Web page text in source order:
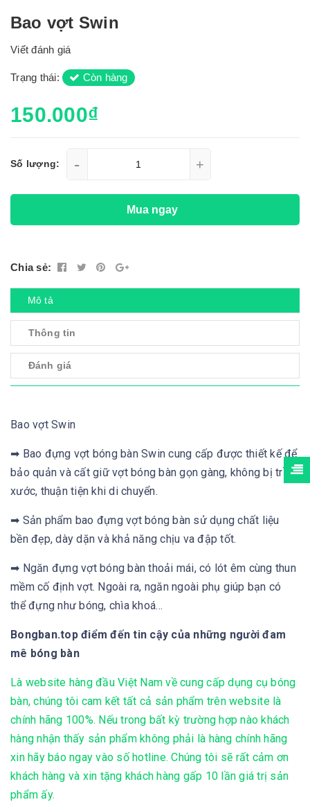
Bao vợt Swin
Viết đánh giá
Trạng thái: Còn hàng
150.000₫
Số lượng: - +
Mua ngay
Chia sẻ:
Mô tả
Thông tin
Đánh giá
Bao vợt Swin
➡ Bao đựng vợt bóng bàn Swin cung cấp được thiết kế để
bảo quản và cất giữ vợt bóng bàn gọn gàng, không bị trầy
xước, thuận tiện khi di chuyển.
➡ Sản phẩm bao đựng vợt bóng bàn sử dụng chất liệu
bền đẹp, dày dặn và khả năng chịu va đập tốt.
➡ Ngăn đựng vợt bóng bàn thoải mái, có lót êm cùng thun
mềm cố định vợt. Ngoài ra, ngăn ngoài phụ giúp bạn có
thể đựng như bóng, chìa khoá…
Bongban.top điểm đến tin cậy của những người đam
mê bóng bàn
Là website hàng đầu Việt Nam về cung cấp dụng cụ bóng
bàn, chúng tôi cam kết tất cả sản phẩm trên website là
chính hãng 100%. Nếu trong bất kỳ trường hợp nào khách
hàng nhận thấy sản phẩm không phải là hàng chính hãng
xin hãy báo ngay vào số hotline. Chúng tôi sẽ rất cảm ơn
khách hàng và xin tặng khách hàng gấp 10 lần giá trị sản
phẩm ấy.